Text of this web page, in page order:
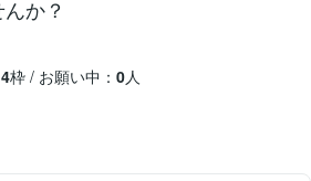
か？
4枠 / お願い中： 0人